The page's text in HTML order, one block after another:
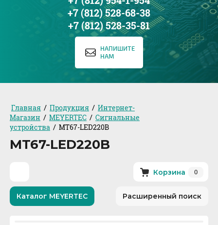
+7 (812) 528-68-38
+7 (812) 528-35-81
НАПИШИТЕ
НАМ
Главная / Продукция / Интернет-
Магазин / MEYERTEC / Сигнальные
устройства / MT67-LED220B
MT67-LED220B
Корзина 0
Каталог MEYERTEC Расширенный поиск